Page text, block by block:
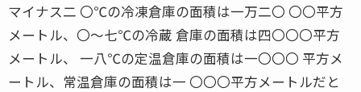
マイナス二 〇℃の冷凍倉庫の面積は一万二〇 〇〇平方
メートル、〇〜七℃の冷蔵 倉庫の面積は四〇〇〇平方
メートル、 一八℃の定温倉庫の面積は一〇〇〇 平方メ
ートル、常温倉庫の面積は一 〇〇〇平方メートルだと